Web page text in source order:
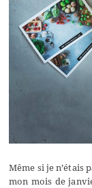
Même si je n’étais
mon mois de